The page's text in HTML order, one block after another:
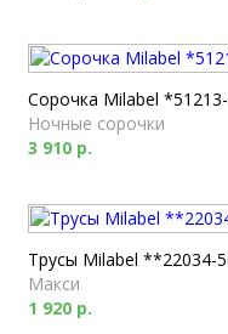
Сорочка Milabel
Ночные сорочки
3 910 р.
Трусы Milabel **22034-
Макси
1 920 р.